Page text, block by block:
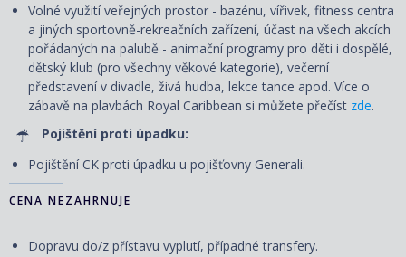
Volné využití veřejných prostor - bazénu, vířivek, fitness centra
a jiných sportovně-rekreačních zařízení, účast na všech akcích
pořádaných na palubě - animační programy pro děti i dospělé,
dětský klub (pro všechny věkové kategorie), večerní
představení v divadle, živá hudba, lekce tance apod. Více o
zábavě na plavbách Royal Caribbean si můžete přečíst zde.
Pojištění proti úpadku:
Pojištění CK proti úpadku u pojišťovny Generali.
CENA NEZAHRNUJE
Dopravu do/z přístavu vyplutí, případné transfery.